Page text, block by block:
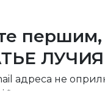
першим,
адреса не